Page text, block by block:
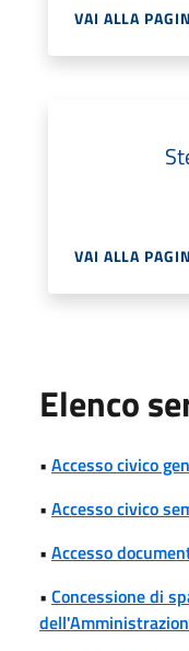
VAI ALLA
VAI ALLA
Elenco
• Accesso civico
• Accesso civico
• Accesso
• Concessione di